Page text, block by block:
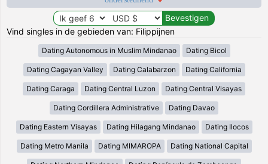
Vind singles in de gebieden van: Filippijnen
Dating Autonomous in Muslim Mindanao Dating Bicol
Dating Cagayan Valley Dating Calabarzon Dating California
Dating Caraga Dating Central Luzon Dating Central Visayas
Dating Cordillera Administrative Dating Davao
Dating Eastern Visayas Dating Hilagang Mindanao Dating Ilocos
Dating Metro Manila Dating MIMAROPA Dating National Capital